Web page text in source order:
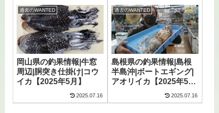
過去のWANTED
岡山県の釣果情報|牛窓
周辺|胴突き仕掛け|コウ
イカ【2025年5月】
2025.07.16
過去のWANTED
島根県の釣果情報|島根
半島沖|ボートエギング|
アオリイカ【2025年5
2025.07.16